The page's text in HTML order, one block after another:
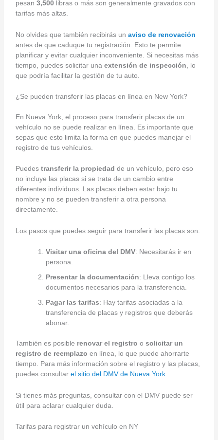
pesan 3,500libras o más son generalmente gravados con
tarifas más altas.
No olvides que también recibirás un aviso de renovación
antes de que caduque tu registración. Esto te permite
planificar y evitar cualquier inconveniente. Si necesitas más
tiempo, puedes solicitar una extensión de inspección , lo
que podría facilitar la gestión de tu auto.
¿Se pueden transferir las placas en línea en New York?
En Nueva York, el proceso para transferir placas de un
vehículo no se puede realizar en línea. Es importante que
sepas que esto limita la forma en que puedes manejar el
registro de tus vehículos.
Puedes transferir la propiedad de un vehículo, pero eso
no incluye las placas si se trata de un cambio entre
diferentes individuos. Las placas deben estar bajo tu
nombre y no se pueden transferir a otra persona
directamente.
Los pasos que puedes seguir para transferir las placas son:
Visitar una oficina del DMV: Necesitarás ir en
persona.
Presentar la documentación: Lleva contigo los
documentos necesarios para la transferencia.
Pagar las tarifas: Hay tarifas asociadas a la
transferencia de placas y registros que deberás
abonar.
También es posible renovar el registro o solicitar un
registro de reemplazo en línea, lo que puede ahorrarte
tiempo. Para más información sobre el registro y las placas,
puedes consultar el sitio del DMV de Nueva York.
Si tienes más preguntas, consultar con el DMV puede ser
útil para aclarar cualquier duda.
Tarifas para registrar un vehículo en NY